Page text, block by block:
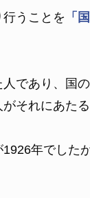
うことを 「
であり、国
それにあたる
年でした